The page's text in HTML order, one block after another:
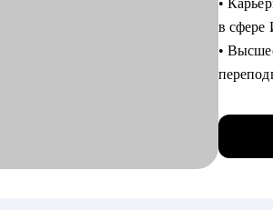
•
в сфере
•
более
• Умею